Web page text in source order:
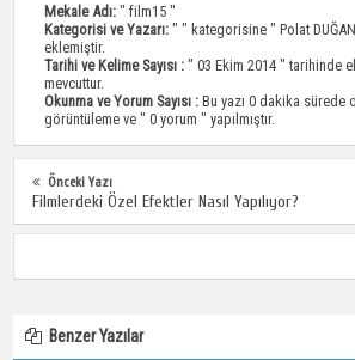
Mekale Adı:" film15"
Kategorisi ve Yazarı:" " kategorisine " Polat DUĞAN
eklemiştir.
Tarihi ve Kelime Sayısı :" 03 Ekim 2014 " tarihinde
mevcuttur.
Okunma ve Yorum Sayısı : Bu yazı 0 dakika sürede
görüntüleme ve " 0 yorum " yapılmıştır.
Önceki Yazı
Filmlerdeki Özel Efektler Nasıl Yapılıyor?
Benzer Yazılar